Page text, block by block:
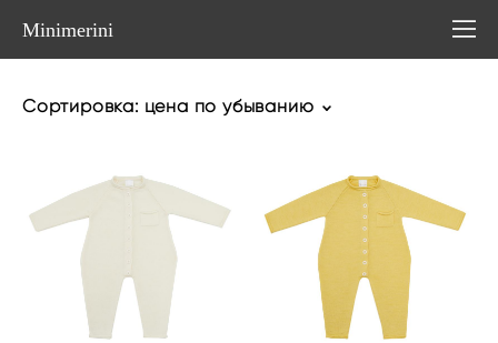
Minimerini
Сортировка: цена по убыванию